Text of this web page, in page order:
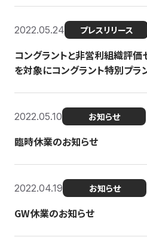
2022.05.24 プレスリリース
コングラントと非営利組織評価
を対象にコングラント特別プラ
2022.05.10 お知らせ
臨時休業のお知らせ
2022.04.19 お知らせ
GW休業のお知らせ